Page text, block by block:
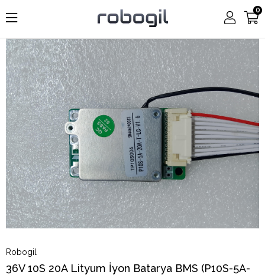
0
Robogil
36V 10S 20A Lityum İyon Batarya BMS (P10S-5A-